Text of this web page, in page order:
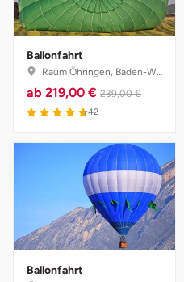
Ballonfahrt
Raum Öhringen, Baden-Württemberg
ab 219,00 € 239,00 €
42
Ballonfahrt